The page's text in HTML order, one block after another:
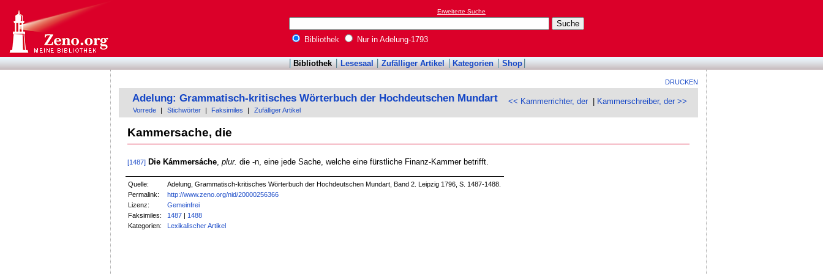
Erweiterte Suche
Bibliothek Nur in Adelung-1793
Bibliothek Lesesaal Zufälliger Artikel Kategorien Shop
DRUCKEN
<< Kammerrichter, der Kammerschreiber, der >>
Adelung: Grammatisch-kritisches Wörterbuch der Hochdeutschen Mundart
Vorrede Stichwörter Faksimiles Zufälliger Artikel
Kammersache, die
[1487] Die Kámmersáche, plur. die -n, eine jede Sache, welche eine fürstliche Finanz-Kammer betrifft.
Quelle:
Adelung, Grammatisch-kritisches Wörterbuch der Hochdeutschen Mundart, Band 2. Leipzig 1796, S. 1487-1488.
Permalink:
http://www.zeno.org/nid/20000256366
Lizenz:
Gemeinfrei
Faksimiles:
1487 |1488
Kategorien:
Lexikalischer Artikel